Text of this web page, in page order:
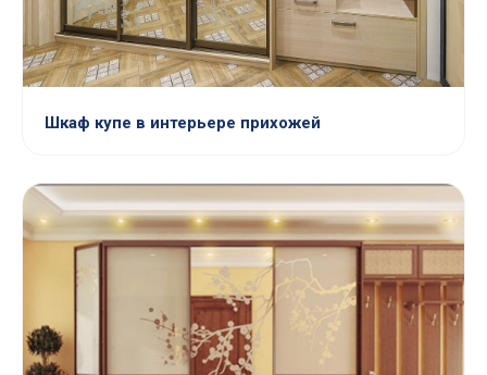
Шкаф купе в интерьере прихожей